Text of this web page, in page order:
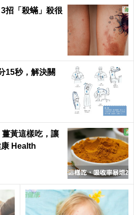
3招「殺蟎」殺很
15秒，解決關
黃這樣吃，讓
Health